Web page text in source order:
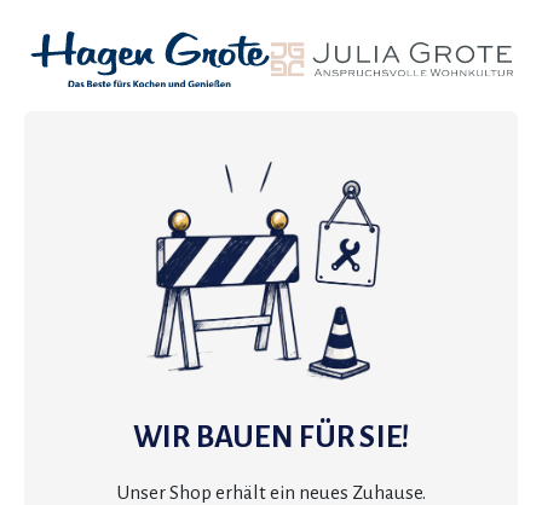
WIR BAUEN FÜR SIE!
Unser Shop erhält ein neues Zuhause.